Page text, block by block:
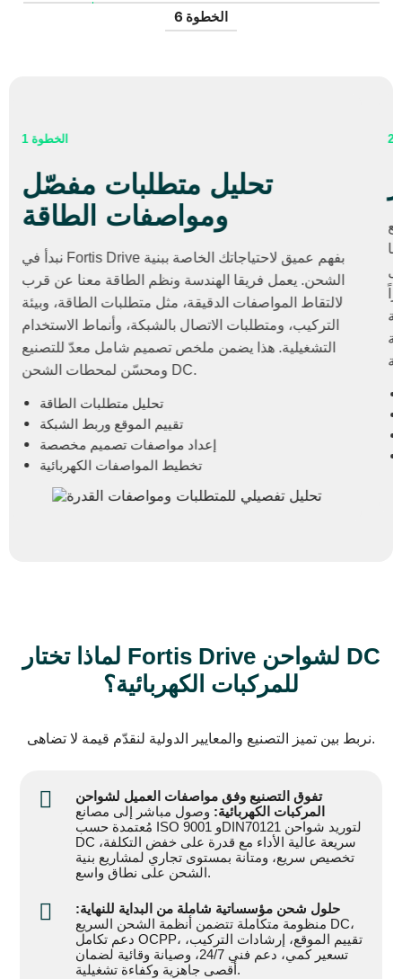
الخطوة 6
الخطوة 2
تصنيع متميز
بصفتنا مصنعين، ندير مرافق إنتاج متخصصة في تصنيع
شواحن التيار المستمر للمركبات الكهربائية. مصانعنا
مؤتمتة وملتزمة بمعايير مثل ISO 9001 وDIN70121
وشهادات أخرى ذات صلة، مما يضمن وصولاً مباشراً
لمستويات جودة عالية لحلول شحن مخصصة، مدعومة
بخبرة مثبتة في الإلكترونيات عالية القدرة وأنظمة
السلامة.
مصانع معتمدة
وصول مباشر إلى المصانع
التحقق من قدرة الإنتاج
لماذا تختار Fortis Drive لشواحن DC
للمركبات الكهربائية؟
نربط بين تميز التصنيع والمعايير الدولية لنقدّم قيمة لا تضاهى.
تفوق التصنيع وفق مواصفات العميل لشواحن
المركبات الكهربائية: وصول مباشر إلى مصانع
مُعتمدة حسب ISO 9001 وDIN70121 لتوريد شواحن
DC سريعة عالية الأداء مع قدرة على خفض التكلفة،
تخصيص سريع، ومتانة بمستوى تجاري لمشاريع بنية
الشحن على نطاق واسع.
حلول شحن مؤسساتية شاملة من البداية للنهاية:
منظومة متكاملة تتضمن أنظمة الشحن السريع DC،
دعم تكامل OCPP، تقييم الموقع، إرشادات التركيب،
تسعير كمي، دعم فني 24/7، وصيانة وقائية لضمان
أقصى جاهزية وكفاءة تشغيلية.